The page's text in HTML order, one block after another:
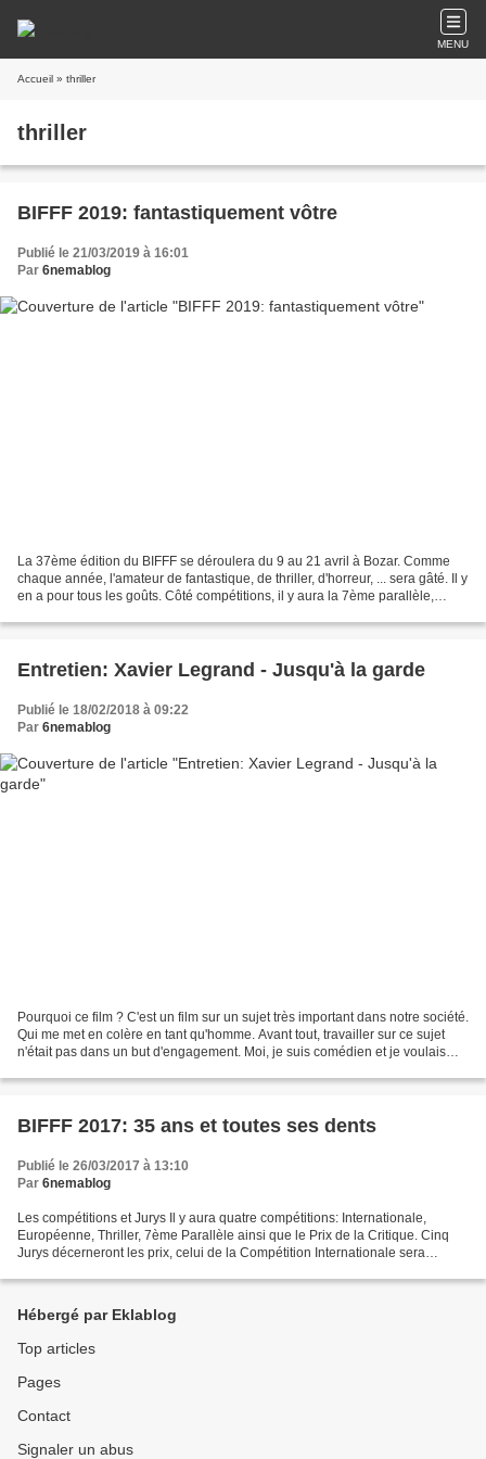
MENU
Accueil » thriller
thriller
BIFFF 2019: fantastiquement vôtre
Publié le 21/03/2019 à 16:01
Par 6nemablog
La 37ème édition du BIFFF se déroulera du 9 au 21 avril à Bozar. Comme
chaque année, l'amateur de fantastique, de thriller, d'horreur, ... sera gâté. Il y
en a pour tous les goûts. Côté compétitions, il y aura la 7ème parallèle,
Entretien: Xavier Legrand - Jusqu'à la garde
Publié le 18/02/2018 à 09:22
Par 6nemablog
Pourquoi ce film ? C'est un film sur un sujet très important dans notre société.
Qui me met en colère en tant qu'homme. Avant tout, travailler sur ce sujet
n'était pas dans un but d'engagement. Moi, je suis comédien et je voulais
BIFFF 2017: 35 ans et toutes ses dents
Publié le 26/03/2017 à 13:10
Par 6nemablog
Les compétitions et Jurys Il y aura quatre compétitions: Internationale,
Européenne, Thriller, 7ème Parallèle ainsi que le Prix de la Critique. Cinq
Jurys décerneront les prix, celui de la Compétition Internationale sera
Hébergé par Eklablog
Top articles
Pages
Contact
Signaler un abus